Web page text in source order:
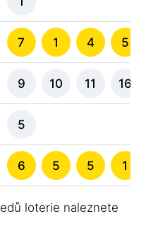
7 1 4 5
9 10 11 16
5
6 5 5 1
loterie naleznete